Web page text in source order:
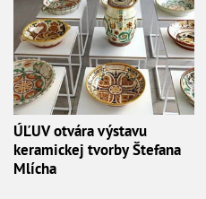
ÚĽUV otvára výstavu
keramickej tvorby Štefana
Mlícha